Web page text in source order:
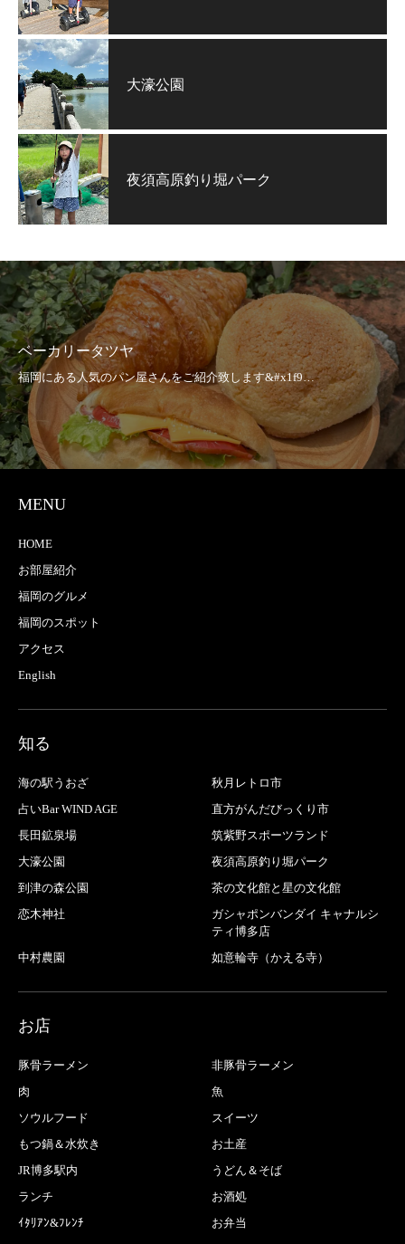
大濠公園
夜須高原釣り堀パーク
ベーカリータツヤ
MENU
HOME
お部屋紹介
福岡のグルメ
福岡のスポット
アクセス
English
知る
海の駅うおざ
秋月レトロ市
占いBar WIND AGE
直方がんだびっくり市
長田鉱泉場
筑紫野スポーツランド
大濠公園
夜須高原釣り堀パーク
到津の森公園
茶の文化館と星の文化館
恋木神社
ガシャポンバンダイ キャナルシ
ティ博多店
中村農園
如意輪寺（かえる寺）
お店
豚骨ラーメン
非豚骨ラーメン
肉
魚
ソウルフード
スイーツ
もつ鍋＆水炊き
お土産
JR博多駅内
うどん＆そば
ランチ
お酒処
ｲﾀﾘｱﾝ&ﾌﾚﾝﾁ
お弁当